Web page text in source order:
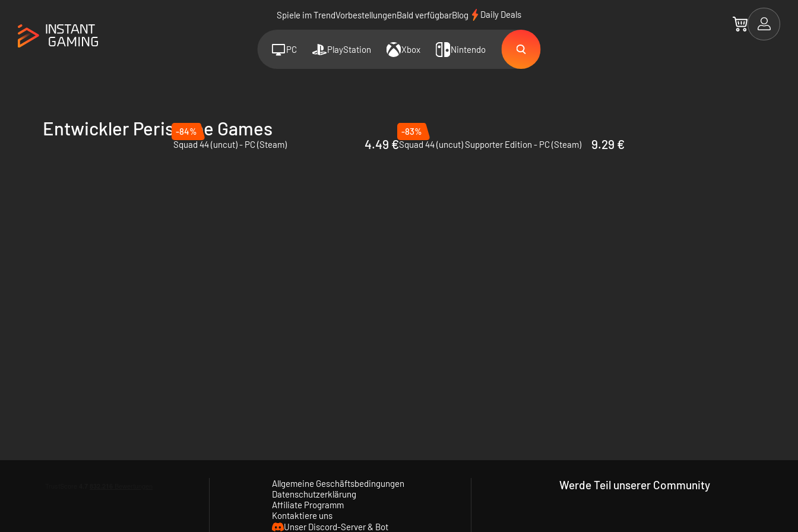
Spiele im TrendVorbestellungenBald verfügbarBlog Daily Deals
PC PlayStation Xbox Nintendo
Entwickler Periscope Games
-84%
Squad 44 (uncut) - PC (Steam)
4.49 €
-83%
Squad 44 (uncut) Supporter Edition - PC (Steam)
9.29 €
Allgemeine Geschäftsbedingungen
Datenschutzerklärung
Affiliate Programm
Kontaktiere uns
Unser Discord-Server & Bot
Werde Teil unserer Community